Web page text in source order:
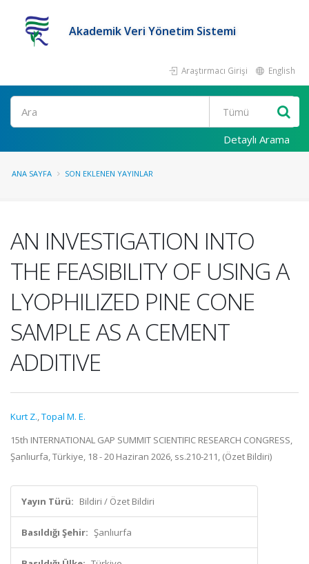
Akademik Veri Yönetim Sistemi
Araştırmacı Girişi English
Ara
Detaylı Arama
ANA SAYFA SON EKLENEN YAYINLAR
AN INVESTIGATION INTO
THE FEASIBILITY OF USING A
LYOPHILIZED PINE CONE
SAMPLE AS A CEMENT
ADDITIVE
Kurt Z.,Topal M. E.
15th INTERNATIONAL GAP SUMMIT SCIENTIFIC RESEARCH CONGRESS,
Şanlıurfa, Türkiye, 18 - 20 Haziran 2026, ss.210-211, (Özet Bildiri)
Yayın Türü: Bildiri / Özet Bildiri
Basıldığı Şehir: Şanlıurfa